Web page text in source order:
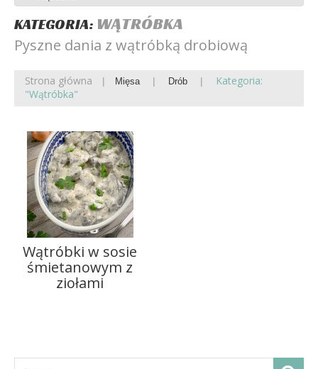
KATEGORIA: WĄTRÓBKA
Pyszne dania z wątróbką drobiową
Strona główna Mięsa Drób
Kategoria:
"Wątróbka"
Wątróbki w sosie
śmietanowym z
ziołami